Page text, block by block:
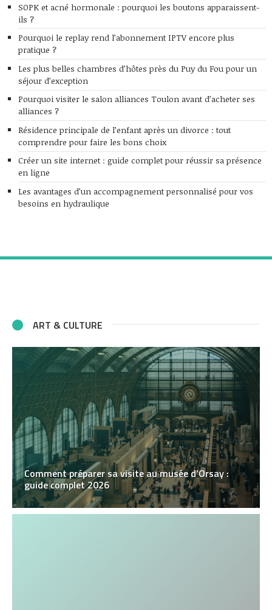
SOPK et acné hormonale : pourquoi les boutons apparaissent-
ils ?
Pourquoi le replay rend l’abonnement IPTV encore plus
pratique ?
Les plus belles chambres d’hôtes près du Puy du Fou pour un
séjour d’exception
Pourquoi visiter le salon alliances Toulon avant d’acheter ses
alliances ?
Résidence principale de l’enfant après un divorce : tout
comprendre pour faire les bons choix
Créer un site internet : guide complet pour réussir sa présence
en ligne
Les avantages d’un accompagnement personnalisé pour vos
besoins en hydraulique
ART & CULTURE
Comment préparer sa visite au musée d’Orsay :
guide complet 2026